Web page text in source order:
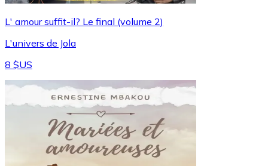
L' amour suffit-il? Le final (volume 2)
L'univers de Jola
8 $US